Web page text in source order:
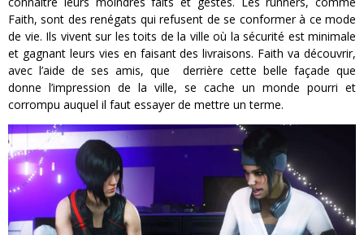
Faith, sont des renégats qui refusent de se conformer à ce mode
de vie. Ils vivent sur les toits de la ville où la sécurité est minimale
et gagnant leurs vies en faisant des livraisons. Faith va découvrir,
avec l’aide de ses amis, que derrière cette belle façade que
donne l’impression de la ville, se cache un monde pourri et
corrompu auquel il faut essayer de mettre un terme.